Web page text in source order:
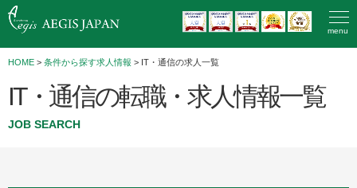
menu
HOME > 条件から探す求人情報 > IT・通信の求人一覧
IT・通信の転職・求人情報一覧
JOB SEARCH